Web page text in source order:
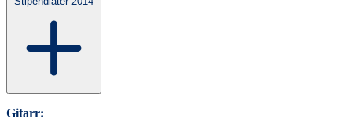
Gitarr: